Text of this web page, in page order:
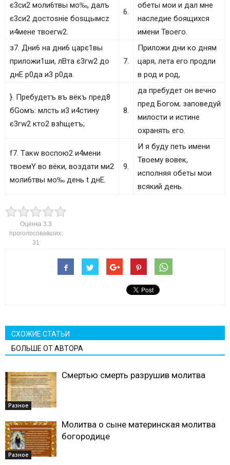
є3си2 моли6твы мо‰, дaлъ
є3си2 достоsніе боsщымсz
и4мене твоегw2.
6.
обеты мои и дал мне
наследие боящихся
имени Твоего.
з7. Дни6 на дни6 царє1вы
приложи1ши, лBта є3гw2 до
днE р0да и3 р0да.
7.
Приложи дни ко дням
царя, лета его продли
в род и род,
}. Пребyдетъ въ вёкъ пред8
бGомъ: млcть и3 и4стину
є3гw2 кто2 взhщетъ;
8.
да пребудет он вечно
пред Богом; заповедуй
милости и истине
охранять его.
f7. Тaкw воспою2 и4мени
твоемY во вёки, воздaти ми2
моли6твы мо‰ дeнь t днE.
9.
И я буду петь имени
Твоему вовек,
исполняя обеты мои
всякий день.
Оценка 3.3
проголосовавших:
31
СХОЖИЕ СТАТЬИ
БОЛЬШЕ ОТ АВТОРА
Разное
Смертью смерть разрушив молитва
Разное
Молитва о сыне материнская молитва
богородице